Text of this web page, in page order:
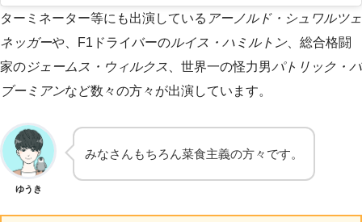
ターミネーター等にも出演している アーノルド・シュワルツェ
ネッガーや、F1ドライバーのルイス・ハミルトン、総合格闘
家のジェームス・ウィルクス 、世界一の怪力男パトリック・バ
ブーミアンなど数々の方々が出演しています。
ゆうき
みなさんもちろん菜食主義の方々です。